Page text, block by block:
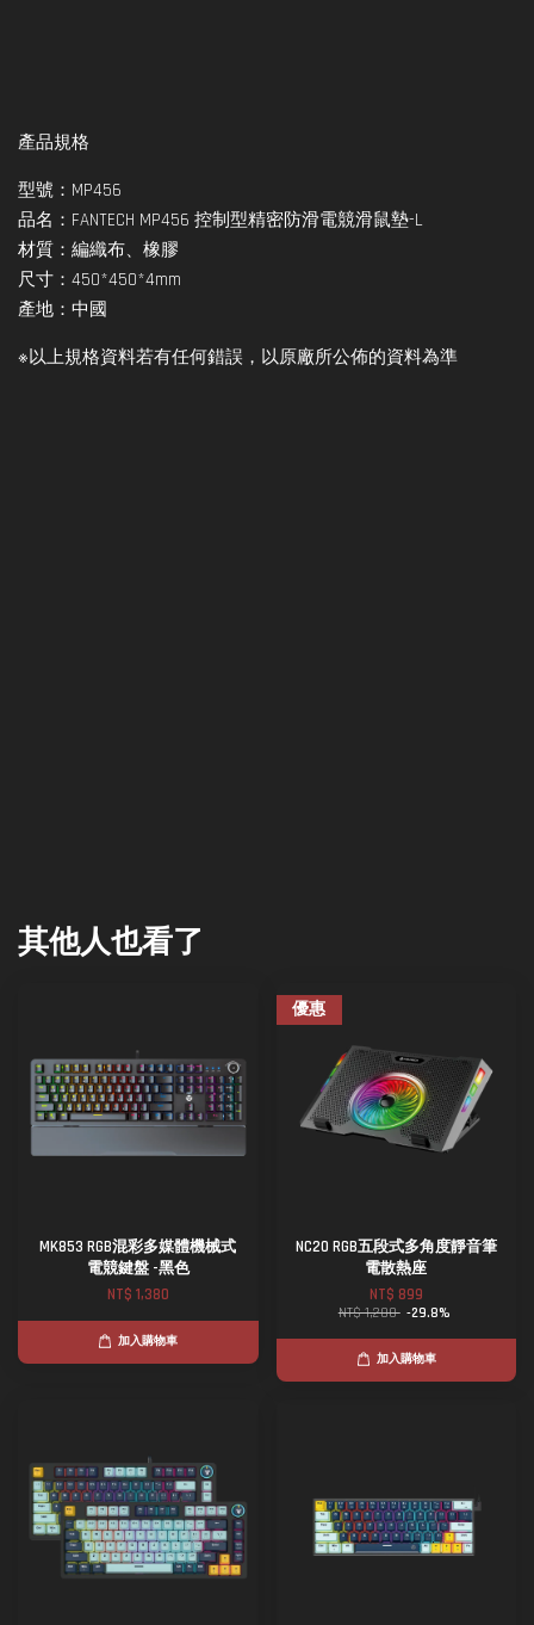
產品規格
型號：MP456
品名：FANTECH MP456 控制型精密防滑電競滑鼠墊-L
材質：編織布、橡膠
尺寸：450*450*4mm
產地：中國
※以上規格資料若有任何錯誤，以原廠所公佈的資料為準
其他人也看了
MK853 RGB混彩多媒體機械式
電競鍵盤 -黑色
NT$ 1,380
加入購物車
優惠
NC20 RGB五段式多角度靜音筆
電散熱座
NT$ 899
NT$ 1,280 -29.8%
加入購物車